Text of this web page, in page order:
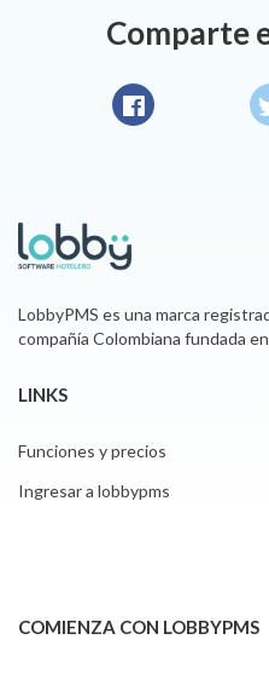
Comparte
LobbyPMS es una marca
compañía Colombiana fundada
LINKS
Funciones y precios
Ingresar a lobbypms
COMIENZA CON LOBBYPMS